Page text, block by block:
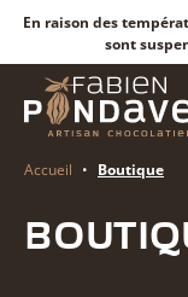
En raison des
sont
Accueil • Boutique